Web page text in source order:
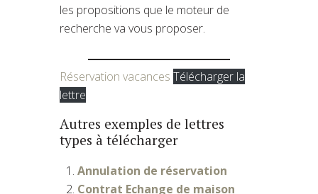
les propositions que le moteur de
recherche va vous proposer.
Réservation vacances Télécharger la
lettre
Autres exemples de lettres
types à télécharger
Annulation de réservation
Contrat Echange de maison